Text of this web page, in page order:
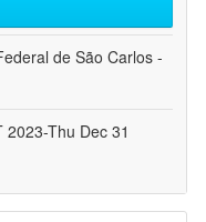
de São Carlos -
Thu Dec 31